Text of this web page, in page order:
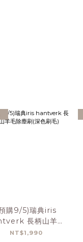
購9/5)瑞典iris
長柄山羊毛
除塵刷(深色刷毛)
NT$1,990